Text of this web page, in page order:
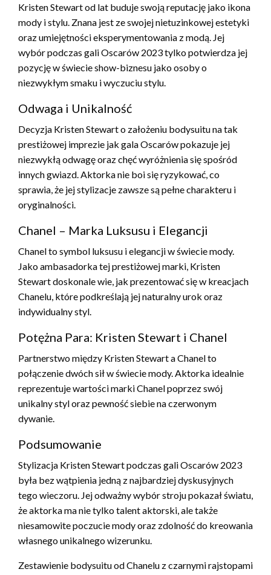
Kristen Stewart od lat buduje swoją reputację jako ikona
mody i stylu. Znana jest ze swojej nietuzinkowej estetyki
oraz umiejętności eksperymentowania z modą. Jej
wybór podczas gali Oscarów 2023 tylko potwierdza jej
pozycję w świecie show-biznesu jako osoby o
niezwykłym smaku i wyczuciu stylu.
Odwaga i Unikalność
Decyzja Kristen Stewart o założeniu bodysuitu na tak
prestiżowej imprezie jak gala Oscarów pokazuje jej
niezwykłą odwagę oraz chęć wyróżnienia się spośród
innych gwiazd. Aktorka nie boi się ryzykować, co
sprawia, że jej stylizacje zawsze są pełne charakteru i
oryginalności.
Chanel – Marka Luksusu i Elegancji
Chanel to symbol luksusu i elegancji w świecie mody.
Jako ambasadorka tej prestiżowej marki, Kristen
Stewart doskonale wie, jak prezentować się w kreacjach
Chanelu, które podkreślają jej naturalny urok oraz
indywidualny styl.
Potężna Para: Kristen Stewart i Chanel
Partnerstwo między Kristen Stewart a Chanel to
połączenie dwóch sił w świecie mody. Aktorka idealnie
reprezentuje wartości marki Chanel poprzez swój
unikalny styl oraz pewność siebie na czerwonym
dywanie.
Podsumowanie
Stylizacja Kristen Stewart podczas gali Oscarów 2023
była bez wątpienia jedną z najbardziej dyskusyjnych
tego wieczoru. Jej odważny wybór stroju pokazał światu,
że aktorka ma nie tylko talent aktorski, ale także
niesamowite poczucie mody oraz zdolność do kreowania
własnego unikalnego wizerunku.
Zestawienie bodysuitu od Chanelu z czarnymi rajstopami